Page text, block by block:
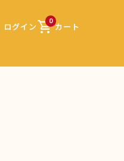
ログイン 0
shopping_cartカート